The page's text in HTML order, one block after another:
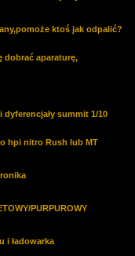
ktoś jak odpalić?
dobrać aparaturę,
dyferencjały summit 1/10
hpi nitro Rush lub MT
PURPUROWY
i ładowarka